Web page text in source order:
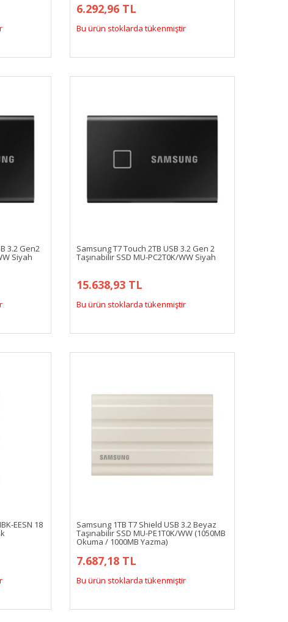
6.292,96 TL
Bu ürün stoklarda tükenmiştir
3.2 Gen2
Siyah
Samsung T7 Touch 2TB USB 3.2 Gen 2
Taşınabilir SSD MU-PC2T0K/WW Siyah
15.638,93 TL
Bu ürün stoklarda tükenmiştir
EESN 18 Samsung 1TB T7 Shield USB 3.2 Beyaz
Taşınabilir SSD MU-PE1T0K/WW (1050MB
Okuma / 1000MB Yazma)
7.687,18 TL
Bu ürün stoklarda tükenmiştir